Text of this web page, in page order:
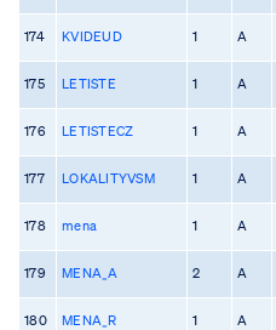
174 KVIDEUD 1 A
175 LETISTE 1 A
176 LETISTECZ 1 A
177 LOKALITYVSM 1 A
178 mena 1 A
179 MENA_A 2 A
180 MENA_R 1 A